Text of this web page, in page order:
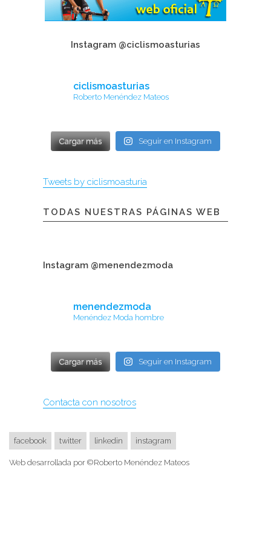
Instagram @ciclismoasturias
ciclismoasturias
Roberto Menéndez Mateos
Cargar más Seguir en Instagram
Tweets by ciclismoasturia
TODAS NUESTRAS PÁGINAS WEB
Instagram @menendezmoda
menendezmoda
Menéndez Moda hombre
Cargar más Seguir en Instagram
Contacta con nosotros
facebook twitter linkedin instagram
Web desarrollada por ©Roberto Menéndez Mateos